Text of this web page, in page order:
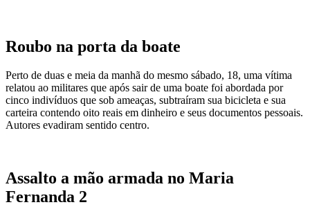
Roubo na porta da boate
Perto de duas e meia da manhã do mesmo sábado, 18, uma vítima
relatou ao militares que após sair de uma boate foi abordada por
cinco indivíduos que sob ameaças, subtraíram sua bicicleta e sua
carteira contendo oito reais em dinheiro e seus documentos pessoais.
Autores evadiram sentido centro.
Assalto a mão armada no Maria
Fernanda 2